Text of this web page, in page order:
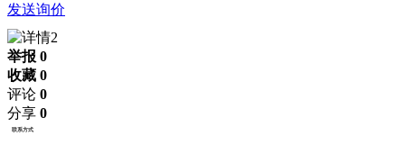
发送询价
举报 0
收藏 0
评论 0
分享 0
联系方式